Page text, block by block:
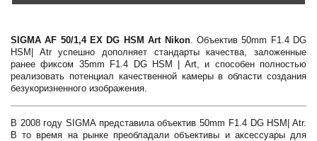
SIGMA AF 50/1,4 EX DG HSM Art Nikon. Объектив 50mm F1.4 DG
HSM| Atr успешно дополняет стандарты качества, заложенные
ранее фиксом 35mm F1.4 DG HSM | Art, и способен полностью
реализовать потенциал качественной камеры в области создания
безукоризненного изображения.
В 2008 году SIGMA представила объектив 50mm F1.4 DG HSM| Atr.
В то время на рынке преобладали объективы и аксессуары для